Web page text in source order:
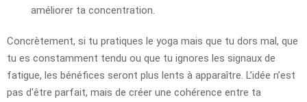
améliorer ta concentration.
Concrètement, si tu pratiques le yoga mais que tu dors mal, que
tu es constamment tendu ou que tu ignores les signaux de
fatigue, les bénéfices seront plus lents à apparaître. L’idée n’est
pas d’être parfait, mais de créer une cohérence entre ta